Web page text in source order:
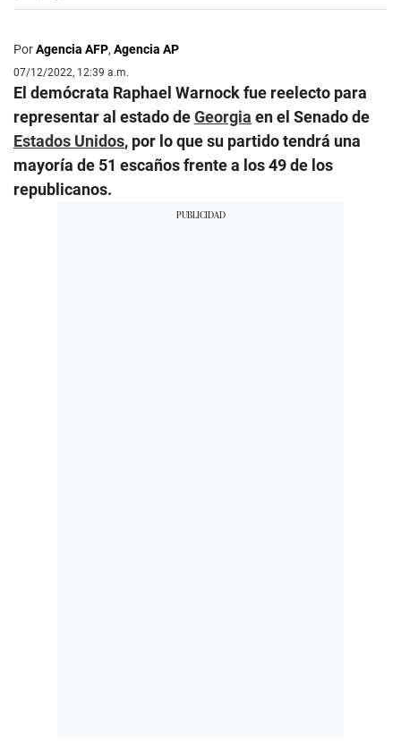
PorAgencia AFP, Agencia AP
07/12/2022, 12:39 a.m.
El demócrata Raphael Warnock fue reelecto para
representar al estado deGeorgia en el Senado de
Estados Unidos, por lo que su partido tendrá una
mayoría de 51 escaños frente a los 49 de los
republicanos.